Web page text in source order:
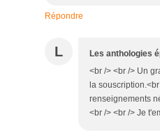
Répondre
L Les anthologies
<br /> <br /> Un
la
renseignements
<br /> <br /> Je